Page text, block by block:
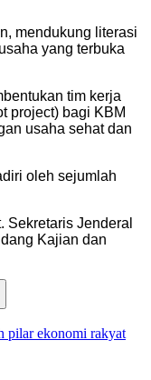
mendukung literasi
yang terbuka
tim kerja
project) bagi KBM
usaha sehat dan
oleh sejumlah
Jenderal
Kajian dan
pilar ekonomi rakyat